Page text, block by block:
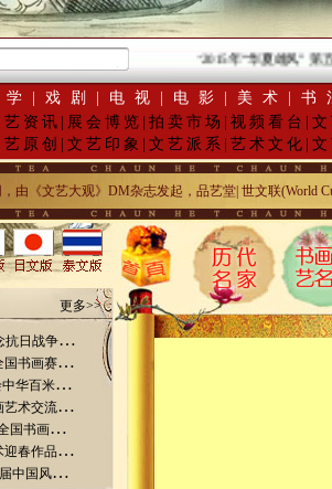
2015年“华夏雄风” 第五届中国
学 |戏剧 电视 电影 美术 |书
艺资讯 展会博览 |拍卖市场 |视频看台 |
艺原创 |文艺印象 |文艺派系 |艺术文化 |
由《文艺大观》DM杂志发起，品艺堂| 世文联(World
更多>>
2
015年“华夏雄风” 纪念抗日战争胜利70周年书画展征稿
公
示：第四届中国风全国书画赛展获奖入展名单
“
墨韵千年”百位名家绘中华百米长卷“华夏五千年锦绣山河图”创作
第
四届中国风全国书画艺术交流赛暨“华夏五千年锦绣山河图”百位名家绘中华百米长卷创作邀请展
2
013年“第三届中国风全国书画艺术交流赛” 获奖名单
第
三届中国风书画艺术迎春作品展南昌展胜利开幕
2
014年 墨韵千年·第三届中国风全国书画艺术迎春作品展 南昌展